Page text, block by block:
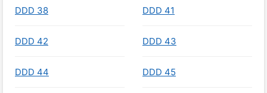
DDD 38 DDD 41
DDD 42 DDD 43
DDD 44 DDD 45